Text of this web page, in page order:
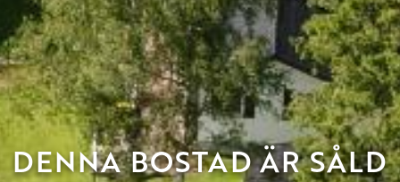
DENNA BOSTAD ÄR SÅLD